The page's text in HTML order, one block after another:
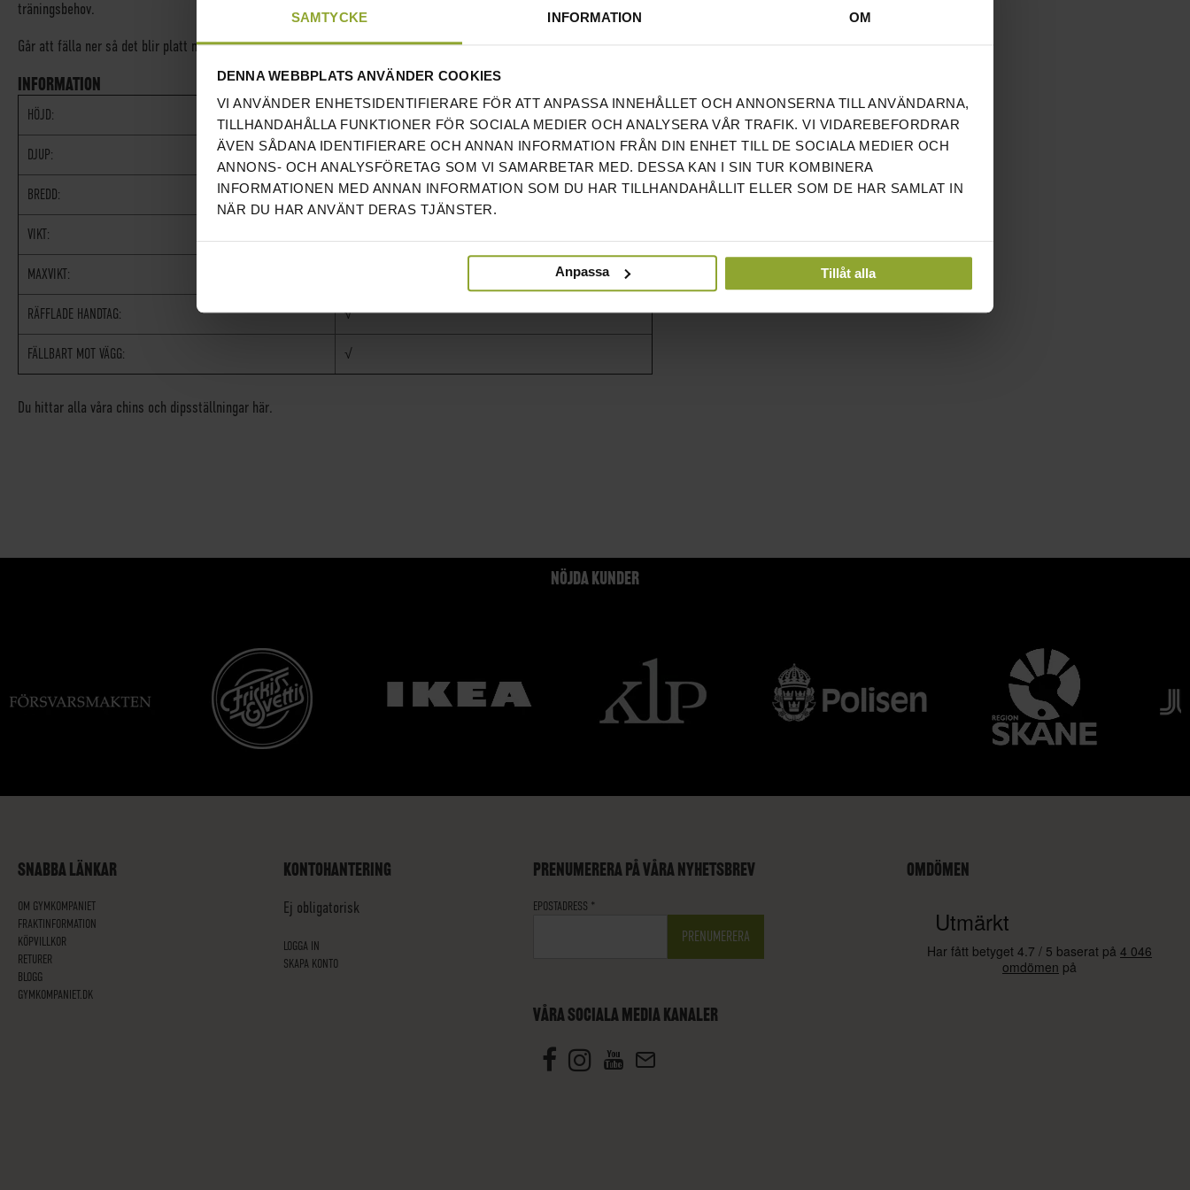
SAMTYCKE INFORMATION OM
DENNA WEBBPLATS ANVÄNDER COOKIES
VI ANVÄNDER ENHETSIDENTIFIERARE FÖR ATT ANPASSA INNEHÅLLET OCH ANNONSERNA TILL ANVÄNDARNA,
TILLHANDAHÅLLA FUNKTIONER FÖR SOCIALA MEDIER OCH ANALYSERA VÅR TRAFIK. VI VIDAREBEFORDRAR
ÄVEN SÅDANA IDENTIFIERARE OCH ANNAN INFORMATION FRÅN DIN ENHET TILL DE SOCIALA MEDIER OCH
ANNONS- OCH ANALYSFÖRETAG SOM VI SAMARBETAR MED. DESSA KAN I SIN TUR KOMBINERA
INFORMATIONEN MED ANNAN INFORMATION SOM DU HAR TILLHANDAHÅLLIT ELLER SOM DE HAR SAMLAT IN
NÄR DU HAR ANVÄNT DERAS TJÄNSTER.
Anpassa Tillåt alla
träningsbehov.
Går att fälla ner så det blir platt mot vägg.
INFORMATION
HÖJD:
DJUP: 57 CM
BREDD: 64 CM
VIKT:
MAXVIKT:
RÄFFLADE HANDTAG: √
FÄLLBART MOT VÄGG: √
Du hittar alla våra chins och dipsställningar här.
NÖJDA KUNDER
SNABBA LÄNKAR
OM GYMKOMPANIET
FRAKTINFORMATION
KÖPVILLKOR
RETURER
BLOGG
GYMKOMPANIET.DK
KONTOHANTERING
Ej obligatorisk
LOGGA IN
SKAPA KONTO
PRENUMERERA PÅ VÅRA NYHETSBREV
EPOSTADRESS *
VÅRA SOCIALA MEDIA KANALER
OMDÖMEN